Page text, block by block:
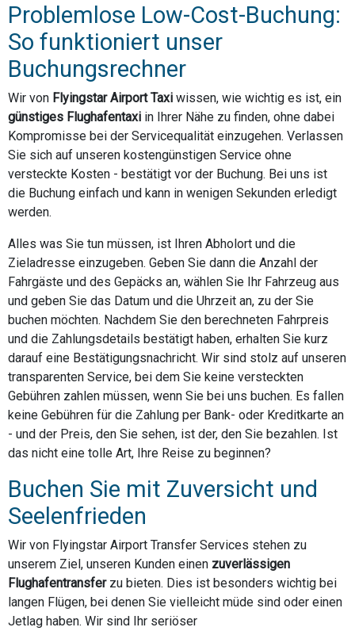
Problemlose Low-Cost-Buchung:
So funktioniert unser
Buchungsrechner
Wir von Flyingstar Airport Taxi wissen, wie wichtig es ist, ein
günstiges Flughafentaxi in Ihrer Nähe zu finden, ohne dabei
Kompromisse bei der Servicequalität einzugehen. Verlassen
Sie sich auf unseren kostengünstigen Service ohne
versteckte Kosten - bestätigt vor der Buchung. Bei uns ist
die Buchung einfach und kann in wenigen Sekunden erledigt
werden.
Alles was Sie tun müssen, ist Ihren Abholort und die
Zieladresse einzugeben. Geben Sie dann die Anzahl der
Fahrgäste und des Gepäcks an, wählen Sie Ihr Fahrzeug aus
und geben Sie das Datum und die Uhrzeit an, zu der Sie
buchen möchten. Nachdem Sie den berechneten Fahrpreis
und die Zahlungsdetails bestätigt haben, erhalten Sie kurz
darauf eine Bestätigungsnachricht. Wir sind stolz auf unseren
transparenten Service, bei dem Sie keine versteckten
Gebühren zahlen müssen, wenn Sie bei uns buchen. Es fallen
keine Gebühren für die Zahlung per Bank- oder Kreditkarte an
- und der Preis, den Sie sehen, ist der, den Sie bezahlen. Ist
das nicht eine tolle Art, Ihre Reise zu beginnen?
Buchen Sie mit Zuversicht und
Seelenfrieden
Wir von Flyingstar Airport Transfer Services stehen zu
unserem Ziel, unseren Kunden einen zuverlässigen
Flughafentransferzu bieten. Dies ist besonders wichtig bei
langen Flügen, bei denen Sie vielleicht müde sind oder einen
Jetlag haben. Wir sind Ihr seriöser